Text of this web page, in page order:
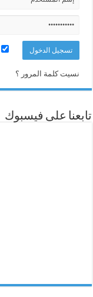
نسيت كلمة المرور ؟
تابعنا على فيسبوك